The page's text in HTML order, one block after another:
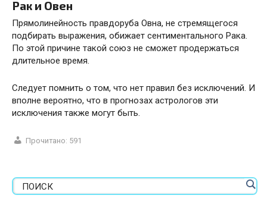
Рак и Овен
Прямолинейность правдоруба Овна, не стремящегося
подбирать выражения, обижает сентиментального Рака.
По этой причине такой союз не сможет продержаться
длительное время.
Следует помнить о том, что нет правил без исключений. И
вполне вероятно, что в прогнозах астрологов эти
исключения также могут быть.
Прочитано: 591